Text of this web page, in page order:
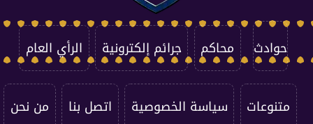
حوادث محاكم جرائم إلكترونية الرأي العام
متنوعات سياسة الخصوصية اتصل بنا من نحن